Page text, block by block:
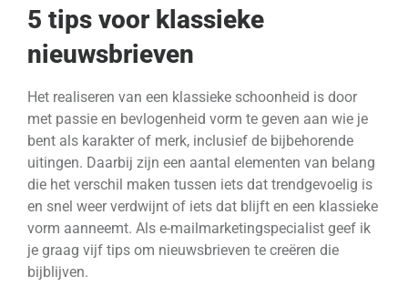
5 tips voor klassieke
nieuwsbrieven
Het realiseren van een klassieke schoonheid is door
met passie en bevlogenheid vorm te geven aan wie je
bent als karakter of merk, inclusief de bijbehorende
uitingen. Daarbij zijn een aantal elementen van belang
die het verschil maken tussen iets dat trendgevoelig is
en snel weer verdwijnt of iets dat blijft en een klassieke
vorm aanneemt. Als e-mailmarketingspecialist geef ik
je graag vijf tips om nieuwsbrieven te creëren die
bijblijven.